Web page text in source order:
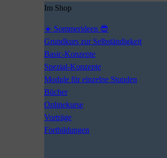
Im Shop
☀️ Sommerideen 😎
Grundkurs zur Selbständigkeit
Basic-Konzepte
Spezial-Konzepte
Module für einzelne Stunden
Bücher
Onlinekurse
Vorträge
Fortbildungen